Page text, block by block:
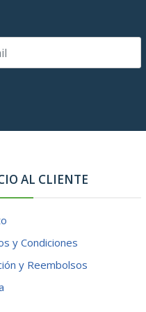
AL CLIENTE
y Condiciones
y Reembolsos